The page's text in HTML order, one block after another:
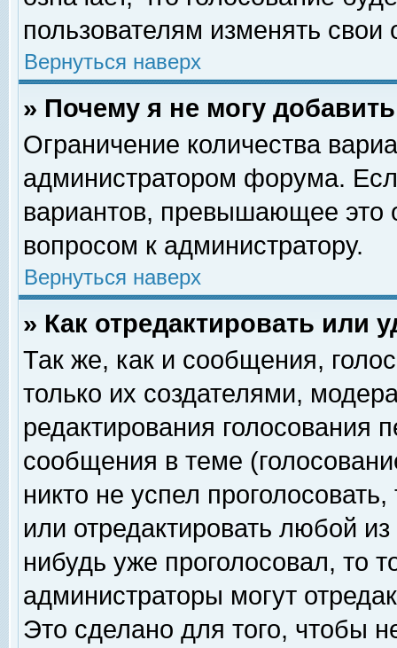
пользователям изменять свои
Вернуться наверх
» Почему я не могу
Ограничение количества
администратором форума.
вариантов, превышающее это
вопросом к администратору.
Вернуться наверх
» Как отредактировать или
Так же, как и сообщения,
только их создателями,
редактирования голосования
сообщения в теме
никто не успел
или отредактировать любой
нибудь уже проголосовал, то
администраторы могут
Это сделано для того, чтобы